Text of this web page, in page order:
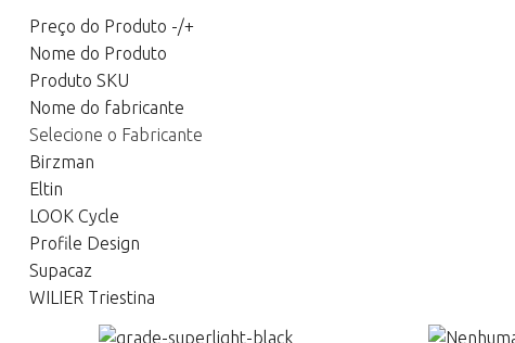
Preço do Produto -/+
Nome do Produto
Produto SKU
Nome do fabricante
Selecione o Fabricante
Birzman
Eltin
LOOK Cycle
Profile Design
Supacaz
WILIER Triestina